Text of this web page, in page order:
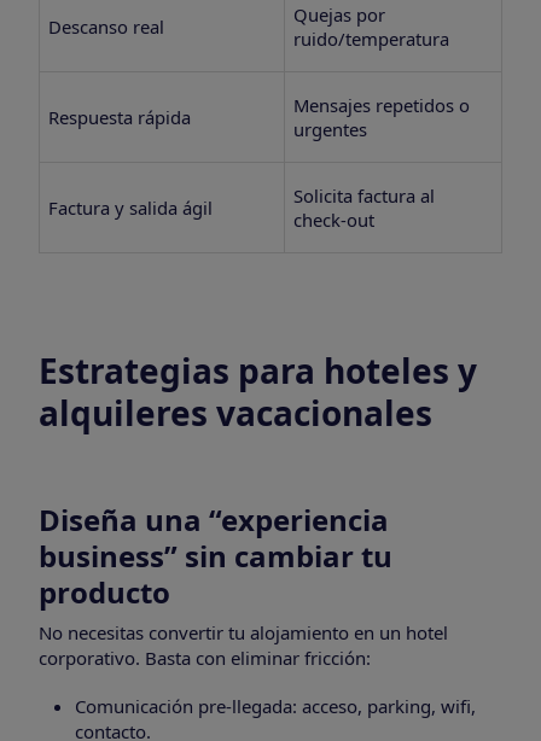
Descanso real
Quejas por
ruido/temperatura
Respuesta rápida
Mensajes repetidos o
urgentes
Factura y salida ágil
Solicita factura al
check-out
Estrategias para hoteles y
alquileres vacacionales
Diseña una “experiencia
business” sin cambiar tu
producto
No necesitas convertir tu alojamiento en un hotel
corporativo. Basta con eliminar fricción:
Comunicación pre-llegada: acceso, parking, wifi,
contacto.